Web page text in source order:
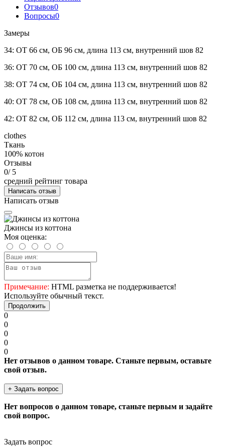
Отзывов0
Вопросы0
Замеры
34: ОТ 66 см, ОБ 96 см, длина 113 см, внутренний шов 82
36: ОТ 70 см, ОБ 100 см, длина 113 см, внутренний шов 82
38: ОТ 74 см, ОБ 104 см, длина 113 см, внутренний шов 82
40: ОТ 78 см, ОБ 108 см, длина 113 см, внутренний шов 82
42: ОТ 82 см, ОБ 112 см, длина 113 см, внутренний шов 82
clothes
Ткань
100% котон
Отзывы
0/ 5
средний рейтинг товара
Написать отзыв
Написать отзыв
Джинсы из коттона
Моя оценка:
Примечание: HTML разметка не поддерживается!
Используйте обычный текст.
Продолжить
0
0
0
0
0
Нет отзывов о данном товаре. Станьте первым, оставьте
свой отзыв.
+ Задать вопрос
Нет вопросов о данном товаре, станьте первым и задайте
свой вопрос.
Задать вопрос